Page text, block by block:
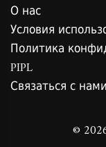
О нас
Условия
Политика
PIPL
Связаться с нами
©